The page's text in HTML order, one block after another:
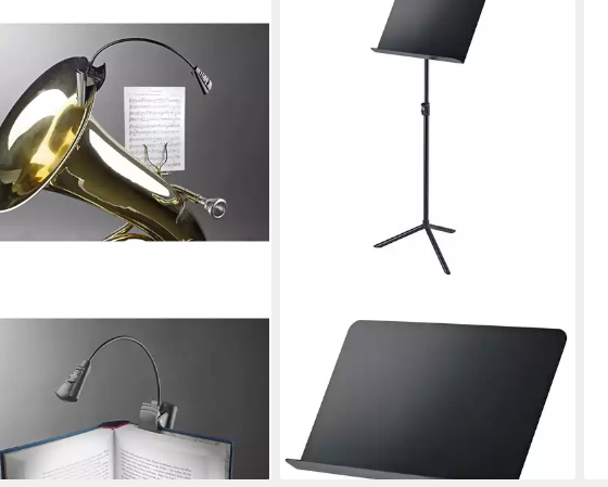
- Notenpultleuchte
lieferbar - in 3-4 Werktagen bei dir
Notenpult K&M 11930 Orchester-
Notenpult mit Notenmappe DIN A3,
mit keepdrum Notenmappe 30
Seiten DIN A3
92,90 €
lieferbar - in 3-4 Werktagen bei dir